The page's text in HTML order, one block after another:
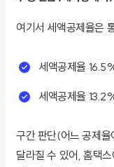
여기서 세액공제율은
세액공제율
세액공제율
구간 판단(어느 공제
달라질 수 있어, 홈택